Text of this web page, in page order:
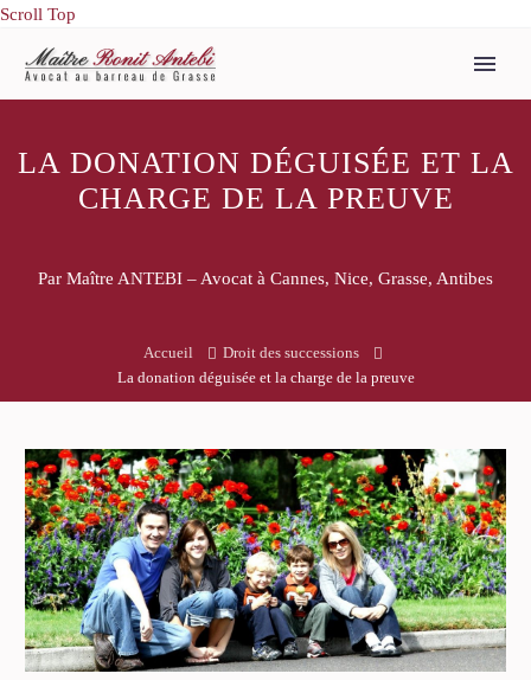
Scroll Top
LA DONATION DÉGUISÉE ET LA
CHARGE DE LA PREUVE
Par Maître ANTEBI – Avocat à Cannes, Nice, Grasse, Antibes
Accueil
Droit des successions
La donation déguisée et la charge de la preuve